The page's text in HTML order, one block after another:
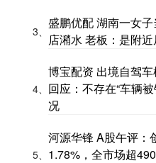
3、
盛鹏优配 湖南一女
店潲水 老板：是附
4、
博宝配资 出境自驾
回应：不存在“车辆
况
5、
河源华锋 A股午评：
1.78%，全市场超